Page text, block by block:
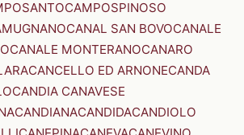
CAMPOSPINOSO
CANAL SAN BOVOCANALE
CANALE MONTERANOCANARO
CANCELLO ED ARNONECANDA
CANDIA CANAVESE
CANDIANACANDIDACANDIOLO